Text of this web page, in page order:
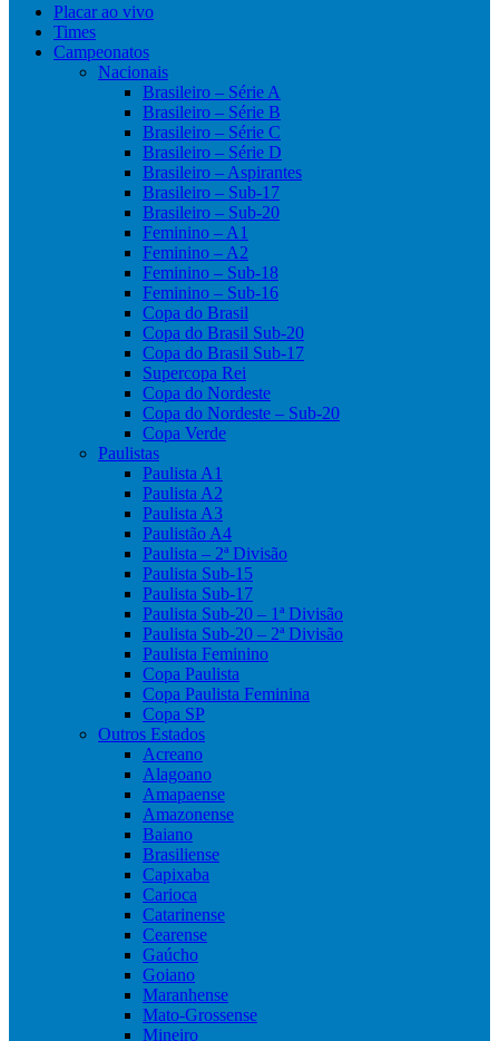
Placar ao vivo
Times
Campeonatos
Nacionais
Brasileiro – Série A
Brasileiro – Série B
Brasileiro – Série C
Brasileiro – Série D
Brasileiro – Aspirantes
Brasileiro – Sub-17
Brasileiro – Sub-20
Feminino – A1
Feminino – A2
Feminino – Sub-18
Feminino – Sub-16
Copa do Brasil
Copa do Brasil Sub-20
Copa do Brasil Sub-17
Supercopa Rei
Copa do Nordeste
Copa do Nordeste – Sub-20
Copa Verde
Paulistas
Paulista A1
Paulista A2
Paulista A3
Paulistão A4
Paulista – 2ª Divisão
Paulista Sub-15
Paulista Sub-17
Paulista Sub-20 – 1ª Divisão
Paulista Sub-20 – 2ª Divisão
Paulista Feminino
Copa Paulista
Copa Paulista Feminina
Copa SP
Outros Estados
Acreano
Alagoano
Amapaense
Amazonense
Baiano
Brasiliense
Capixaba
Carioca
Catarinense
Cearense
Gaúcho
Goiano
Maranhense
Mato-Grossense
Mineiro